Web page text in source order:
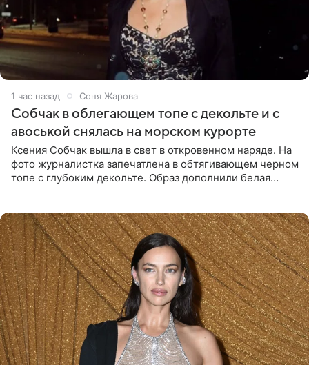
1 час назад Соня Жарова
Собчак в облегающем топе с декольте и с
авоськой снялась на морском курорте
Ксения Собчак вышла в свет в откровенном наряде. На
фото журналистка запечатлена в обтягивающем черном
топе с глубоким декольте. Образ дополнили белая